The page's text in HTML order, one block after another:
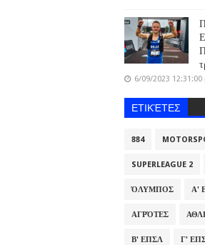
6/09/2023 12:31:00
ΕΤΙΚΈΤΕΣ
884
SUPERLEAGUE 2
ΌΛΥΜΠΟΣ Α'
ΑΓΡΌΤΕΣ
Β' ΕΠΣΛ Γ'